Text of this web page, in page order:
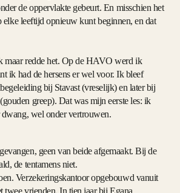
de oppervlakte gebeurt. En misschien het
elke leeftijd opnieuw kunt beginnen, en dat
maar redde het. Op de HAVO werd ik
ik had de hersens er wel voor. Ik bleef
bij Stavast (vreselijk) en later bij
greep). Dat was mijn eerste les: ik
wel onder vertrouwen.
geen van beide afgemaakt. Bij de
de tentamens niet.
Verzekeringskantoor opgebouwd vanuit
twee vrienden. In tien jaar bij Egana